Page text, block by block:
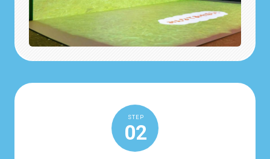
STEP
02